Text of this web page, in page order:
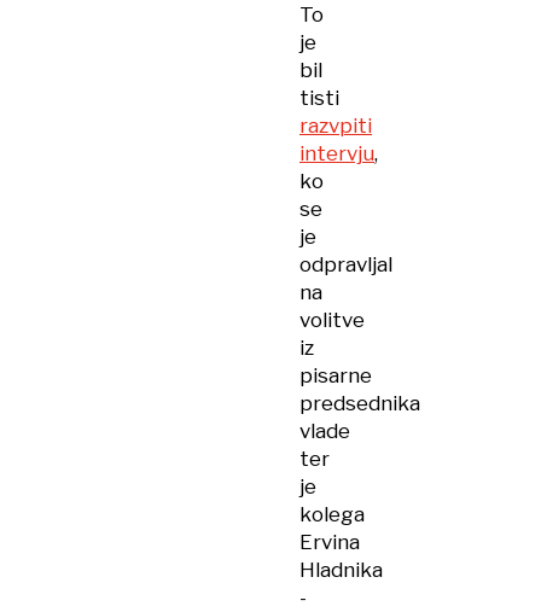
To
je
bil
tisti
razvpiti
intervju,
ko
se
je
odpravljal
na
volitve
iz
pisarne
predsednika
vlade
ter
je
kolega
Ervina
Hladnika
-